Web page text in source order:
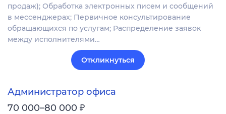
продаж); Обработка электронных писем и сообщений
в мессенджерах; Первичное консультирование
обращающихся по услугам; Распределение заявок
между исполнителями…
Откликнуться
Администратор офиса
70 000–80 000 ₽